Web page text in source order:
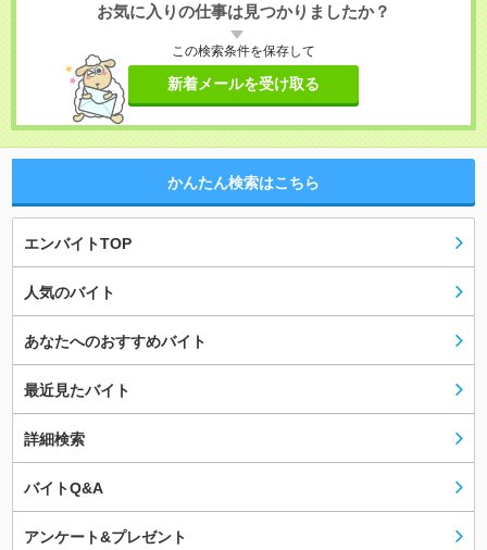
お気に入りの仕事は見つかりましたか？
この検索条件を保存して
新着メールを受け取る
かんたん検索はこちら
エンバイトTOP
人気のバイト
あなたへのおすすめバイト
最近見たバイト
詳細検索
バイトQ&A
アンケート&プレゼント